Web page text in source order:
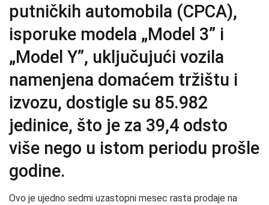
putničkih automobila (CPCA),
isporuke modela „Model 3” i
„Model Y”, uključujući vozila
namenjena domaćem tržištu i
izvozu, dostigle su 85.982
jedinice, što je za 39,4 odsto
više nego u istom periodu prošle
godine.
Ovo je ujedno sedmi uzastopni mesec rasta prodaje na